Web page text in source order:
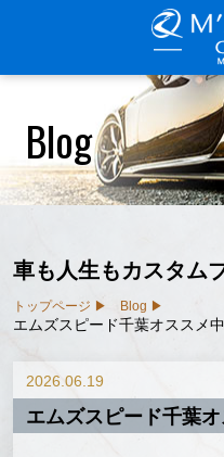
Blog
車も人生もカスタム
トップページ Blog
エムズスピード千葉オススメ
2026.06.19
エムズスピード千葉